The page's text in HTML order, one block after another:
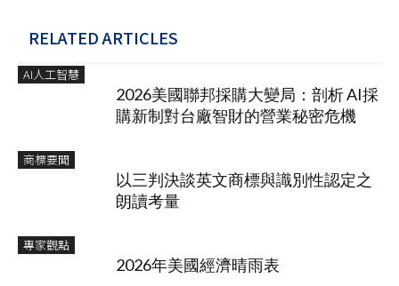
RELATED ARTICLES
AI人工智慧
2026美國聯邦採購大變局：剖析 AI採
購新制對台廠智財的營業秘密危機
商標要聞
以三判決談英文商標與識別性認定之
朗讀考量
專家觀點
2026年美國經濟晴雨表